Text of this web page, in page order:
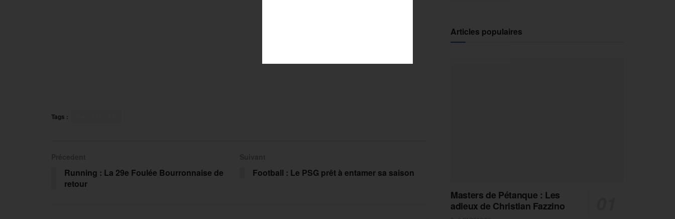
Tags :
Running : La 29e Foulée Bourronnaise de
retour
Football : Le PSG prêt à entamer sa saison
Articles populaires
Masters de Pétanque : Les
adieux de Christian Fazzino